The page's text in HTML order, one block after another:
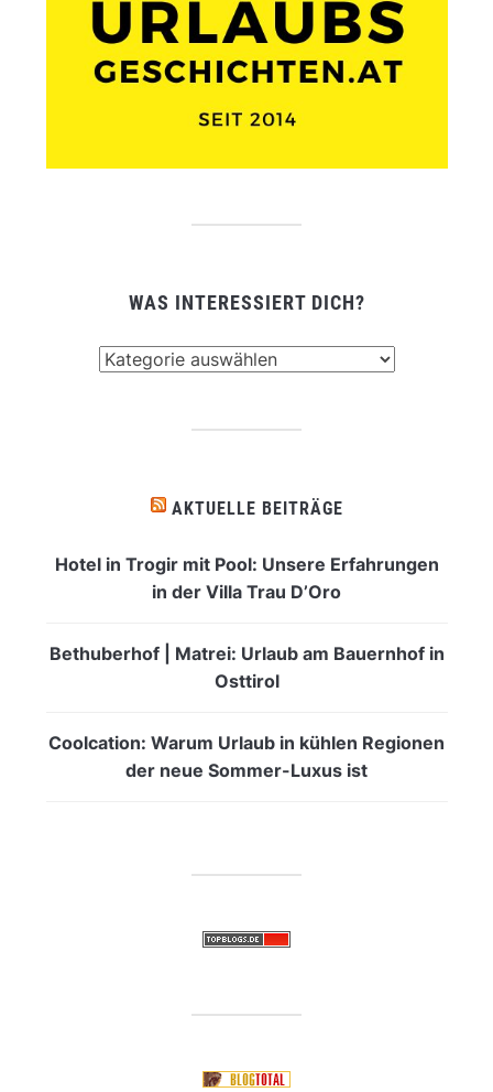
WAS INTERESSIERT DICH?
AKTUELLE BEITRÄGE
Hotel in Trogir mit Pool: Unsere Erfahrungen
in der Villa Trau D’Oro
Bethuberhof | Matrei: Urlaub am Bauernhof in
Osttirol
Coolcation: Warum Urlaub in kühlen Regionen
der neue Sommer-Luxus ist